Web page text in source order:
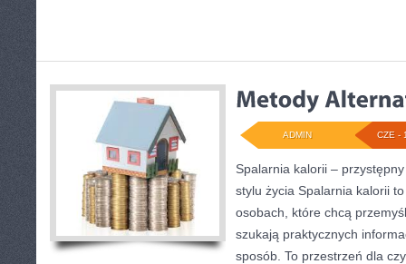
CZE -
ADMIN
Spalarnia kalorii –
stylu życia Spalarnia kalorii
osobach, które chcą
szukają praktycznych
sposób. To przestrzeń dla